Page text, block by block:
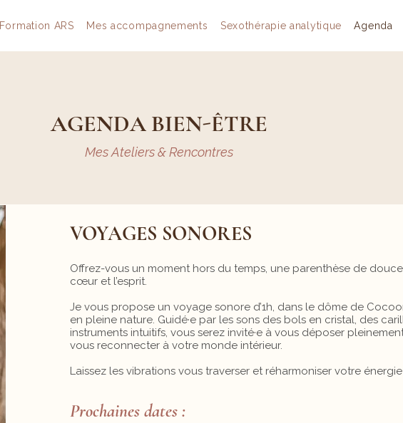
Formation ARS Mes accompagnements Sexothérapie analytique Agenda
AGENDA BIEN-ÊTRE
Mes Ateliers & Rencontres
VOYAGES SONORES
Offrez-vous un moment hors du temps, une parenthèse de
cœur et l’esprit.
Je vous propose un voyage sonore d’1h, dans le dôme de
en pleine nature. Guidé·e par les sons des bols en cristal, des
instruments intuitifs, vous serez invité·e à vous déposer
vous reconnecter à votre monde intérieur.
Laissez les vibrations vous traverser et réharmoniser votre
Prochaines dates :